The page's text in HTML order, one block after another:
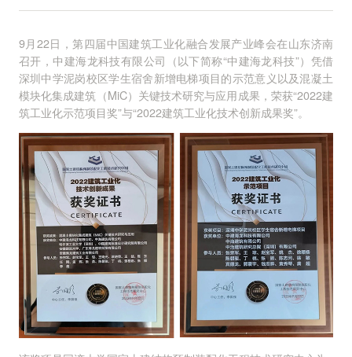
9月22日，第四届中国建筑工业化融合发展产业峰会在山东济南
召开，中建海龙科技有限公司（以下简称“中建海龙科技”）凭借
深圳中学泥岗校区学生宿舍新增电梯项目的示范意义以及混凝土
模块化集成建筑（MiC）关键技术研究与应用成果，荣获“2022建
筑工业化示范项目奖”与“2022建筑工业化技术创新成果奖”。